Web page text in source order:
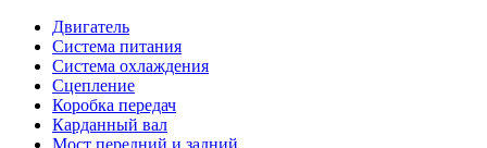
Двигатель
Система питания
Система охлаждения
Сцепление
Коробка передач
Карданный вал
Мост передний и задний